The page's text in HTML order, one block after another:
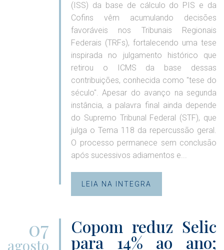
(ISS) da base de cálculo do PIS e da
Cofins vêm acumulando decisões
favoráveis nos Tribunais Regionais
Federais (TRFs), fortalecendo uma tese
inspirada no julgamento histórico que
retirou o ICMS da base dessas
contribuições, conhecida como "tese do
século". Apesar do avanço na segunda
instância, a palavra final ainda depende
do Supremo Tribunal Federal (STF), que
julga o Tema 118 da repercussão geral.
O processo permanece sem conclusão
após sucessivos adiamentos e...
LEIA NA INTEGRA
07
agosto
Copom reduz Selic
para 14% ao ano;